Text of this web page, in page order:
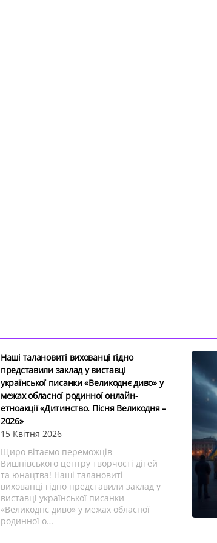
Наші талановиті вихованці гідно
представили заклад у виставці
української писанки «Великоднє диво» у
межах обласної родинної онлайн-
етноакції «Дитинство. Пісня Великодня –
2026»
15 Квітня 2026
Щиро вітаємо переможців
Вишнівського центру творчості дітей
та юнацтва! Наші талановиті
вихованці гідно представили заклад у
виставці української писанки
«Великоднє диво» у межах обласної
родинної о…